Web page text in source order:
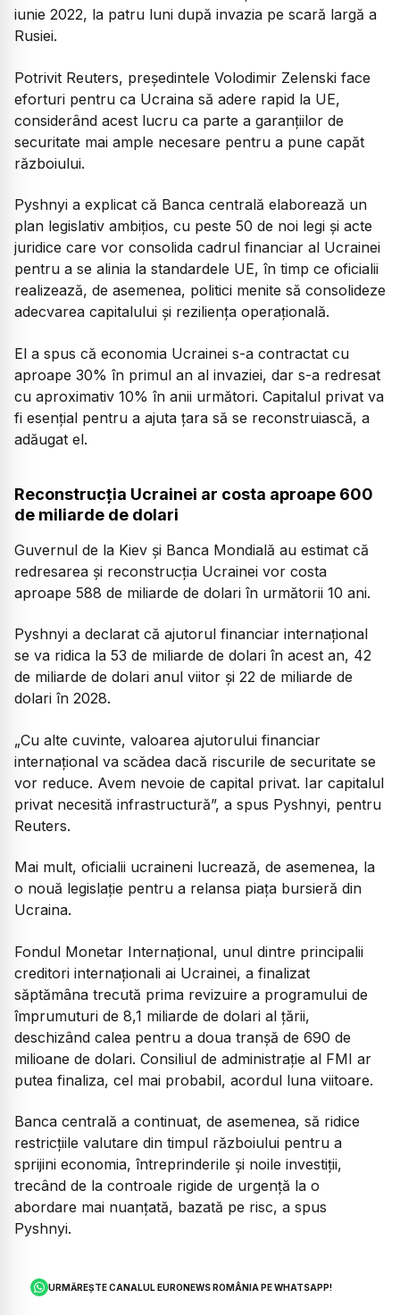
iunie 2022, la patru luni după invazia pe scară largă a
Rusiei.
Potrivit Reuters, președintele Volodimir Zelenski face
eforturi pentru ca Ucraina să adere rapid la UE,
considerând acest lucru ca parte a garanțiilor de
securitate mai ample necesare pentru a pune capăt
războiului.
Pyshnyi a explicat că Banca centrală elaborează un
plan legislativ ambițios, cu peste 50 de noi legi și acte
juridice care vor consolida cadrul financiar al Ucrainei
pentru a se alinia la standardele UE, în timp ce oficialii
realizează, de asemenea, politici menite să consolideze
adecvarea capitalului și reziliența operațională.
El a spus că economia Ucrainei s-a contractat cu
aproape 30% în primul an al invaziei, dar s-a redresat
cu aproximativ 10% în anii următori. Capitalul privat va
fi esențial pentru a ajuta țara să se reconstruiască, a
adăugat el.
Reconstrucția Ucrainei ar costa aproape 600
de miliarde de dolari
Guvernul de la Kiev și Banca Mondială au estimat că
redresarea și reconstrucția Ucrainei vor costa
aproape 588 de miliarde de dolari în următorii 10 ani.
Pyshnyi a declarat că ajutorul financiar internațional
se va ridica la 53 de miliarde de dolari în acest an, 42
de miliarde de dolari anul viitor și 22 de miliarde de
dolari în 2028.
„Cu alte cuvinte, valoarea ajutorului financiar
internațional va scădea dacă riscurile de securitate se
vor reduce. Avem nevoie de capital privat. Iar capitalul
privat necesită infrastructură”, a spus Pyshnyi, pentru
Reuters.
Mai mult, oficialii ucraineni lucrează, de asemenea, la
o nouă legislație pentru a relansa piața bursieră din
Ucraina.
Fondul Monetar Internațional, unul dintre principalii
creditori internaționali ai Ucrainei, a finalizat
săptămâna trecută prima revizuire a programului de
împrumuturi de 8,1 miliarde de dolari al țării,
deschizând calea pentru a doua tranșă de 690 de
milioane de dolari. Consiliul de administrație al FMI ar
putea finaliza, cel mai probabil, acordul luna viitoare.
Banca centrală a continuat, de asemenea, să ridice
restricțiile valutare din timpul războiului pentru a
sprijini economia, întreprinderile și noile investiții,
trecând de la controale rigide de urgență la o
abordare mai nuanțată, bazată pe risc, a spus
Pyshnyi.
URMĂREȘTE CANALUL EURONEWS ROMÂNIA PE WHATSAPP!